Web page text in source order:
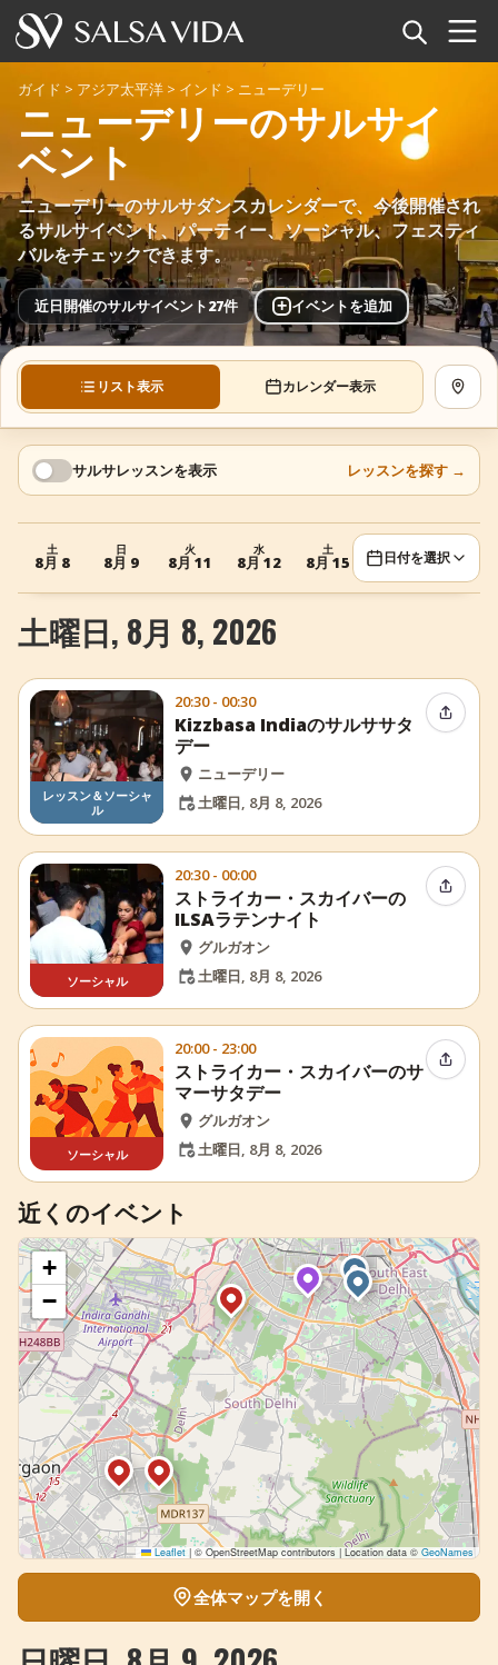
ホーム
イベント
ニュース
記事
動画
サルサ用語集
ショップ
TuneTempo
+ イベントを追加
ガイド > アジア太平洋 > インド > ニューデリー
ニューデリーのサルサイ
ベント
ニューデリーのサルサダンスカレンダーで、今後開催され
るサルサイベント、パーティー、ソーシャル、フェスティ
バルをチェックできます。
近日開催のサルサイベント27件 + イベントを追加
リスト表示 カレンダー表示 地図
サルサレッスンを表示 レッスンを探す →
土
8月 8
日
8月 9
火
8月 11
水
8月 12
土
8月 15
日
8月 16 8月 18
日付を選択
土曜日, 8月 8, 2026
レッスン＆ソーシャ
ル
20:30 - 00:30
Kizzbasa Indiaのサルササタ
デー
ニューデリー
土曜日, 8月 8, 2026
イベン
ソーシャル
20:30 - 00:00
ストライカー・スカイバーの
ILSAラテンナイト
グルガオン
土曜日, 8月 8, 2026
イベン
ソーシャル
20:00 - 23:00
ストライカー・スカイバーのサ
マーサタデー
グルガオン
土曜日, 8月 8, 2026
イベン
近くのイベント
+
−
Leaflet | © OpenStreetMap contributors | Location data ©GeoNames
全体マップを開く